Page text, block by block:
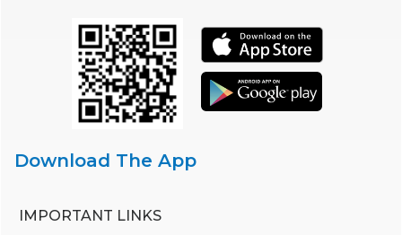
Download The App
IMPORTANT LINKS